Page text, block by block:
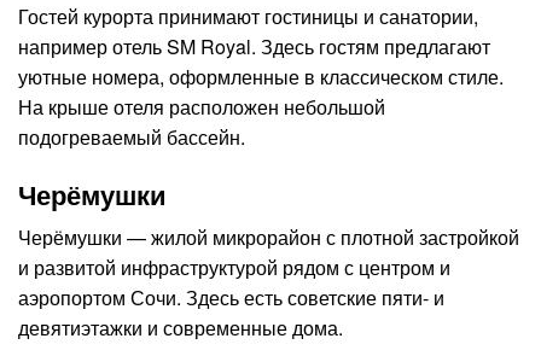
Гостей курорта принимают гостиницы и санатории,
например отель SM Royal. Здесь гостям предлагают
уютные номера, оформленные в классическом стиле.
На крыше отеля расположен небольшой
подогреваемый бассейн.
Черёмушки
Черёмушки — жилой микрорайон с плотной застройкой
и развитой инфраструктурой рядом с центром и
аэропортом Сочи. Здесь есть советские пяти- и
девятиэтажки и современные дома.